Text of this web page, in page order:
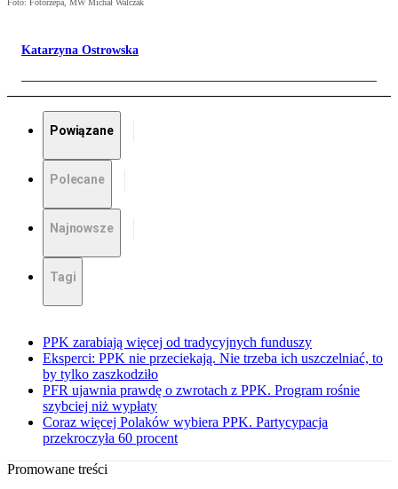
Foto: Fotorzepa, MW Michał Walczak
Katarzyna Ostrowska
Powiązane
Polecane
Najnowsze
Tagi
PPK zarabiają więcej od tradycyjnych funduszy
Eksperci: PPK nie przeciekają. Nie trzeba ich uszczelniać, to
by tylko zaszkodziło
PFR ujawnia prawdę o zwrotach z PPK. Program rośnie
szybciej niż wypłaty
Coraz więcej Polaków wybiera PPK. Partycypacja
przekroczyła 60 procent
Promowane treści